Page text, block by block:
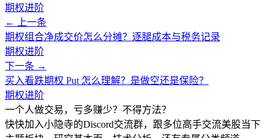
期权进阶
← 上一条
期权组合净成交价怎么分摊？逐腿成本与税务记录
期权进阶
下一条 →
买入看跌期权 Put 怎么理解？是做空还是保险？
期权进阶
一个人做交易，亏多赚少？不得方法？
快快加入小隐寺的Discord交流群，跟多位高手交流美股当下